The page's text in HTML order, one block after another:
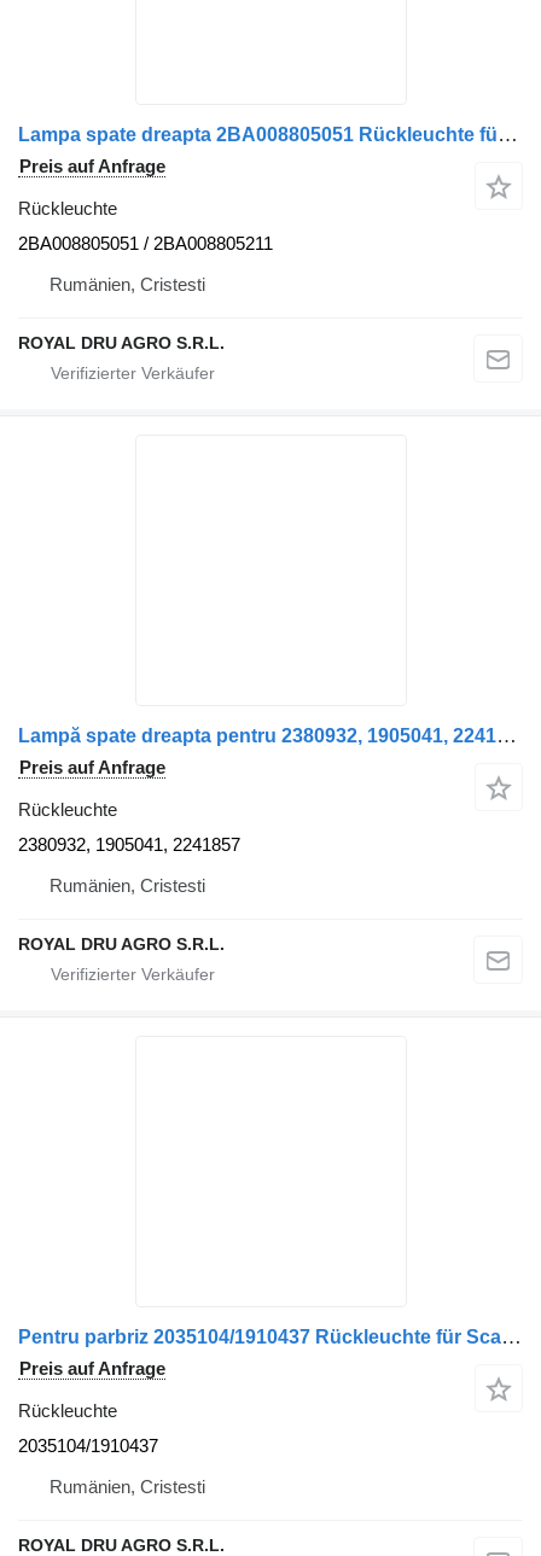
Lampa spate dreapta 2BA008805051 Rückleuchte für Scania – LKW
Preis auf Anfrage
Rückleuchte
2BA008805051 / 2BA008805211
Rumänien, Cristesti
ROYAL DRU AGRO S.R.L.
Lampă spate dreapta pentru 2380932, 1905041, 2241857 Rückleuchte für Scania Scania LKW
Preis auf Anfrage
Rückleuchte
2380932, 1905041, 2241857
Rumänien, Cristesti
ROYAL DRU AGRO S.R.L.
Pentru parbriz 2035104/1910437 Rückleuchte für Scania LKW
Preis auf Anfrage
Rückleuchte
2035104/1910437
Rumänien, Cristesti
ROYAL DRU AGRO S.R.L.